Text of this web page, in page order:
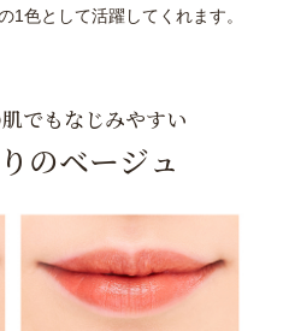
1色として活躍してくれます。
でもなじみやすい
のベージュ